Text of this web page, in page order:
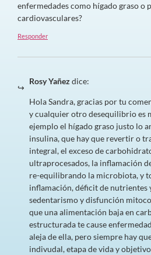
enfermedades como hígado graso o
cardiovasculares?
Responder
Rosy Yañez dice:
Hola Sandra, gracias por tu
y cualquier otro desequilibrio es
ejemplo el hígado graso justo lo
insulina, que hay que revertir o
integral, el exceso de
ultraprocesados, la inflamación
re-equilibrando la microbiota, y
inflamación, déficit de nutrientes
sedentarismo y disfunción
que una alimentación baja en
estructurada te cause
aleja de ella, pero siempre hay
indivudal, etapa de vida y